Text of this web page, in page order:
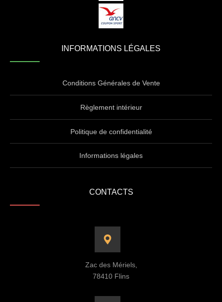
INFORMATIONS LÉGALES
Conditions Générales de Vente
Règlement intérieur
Politique de confidentialité
Informations légales
CONTACTS
Zac des Mériels,
78410 Flins